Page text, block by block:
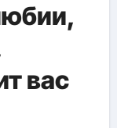
вас